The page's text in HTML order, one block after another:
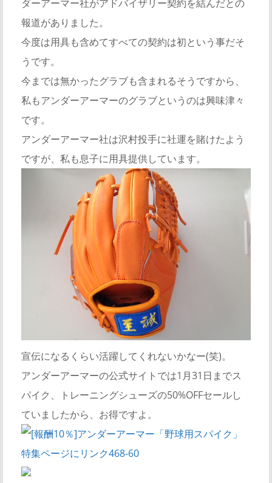
ダーアーマー社がアドバイザリー契約を結んだとの
報道がありました。
今度は用具も含めてすべての契約は初という事だそ
うです。
今までは無かったグラブも含まれるそうですから、
私もアンダーアーマーのグラブというのは興味津々
です。
アンダーアーマー社は沢村投手に社運を賭けたよう
ですが、私も息子に用具提供しています。
宣伝になるくらい活躍してくれないかなー(笑)。
アンダーアーマーの公式サイトでは1月31日までス
パイク、トレーニングシューズの50%OFFセールし
ていましたから、お得ですよ。